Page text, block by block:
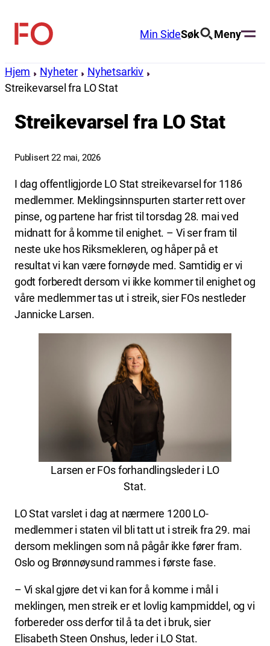
innhold
FO
Min SideSøk Meny
Hjem Nyheter
Nyhetsarkiv
Streikevarsel fra LO Stat
Streikevarsel fra LO Stat
Publisert 22 mai, 2026
I dag offentligjorde LO Stat streikevarsel for 1186
medlemmer. Meklingsinnspurten starter rett over
pinse, og partene har frist til torsdag 28. mai ved
midnatt for å komme til enighet. – Vi ser fram til
neste uke hos Riksmekleren, og håper på et
resultat vi kan være fornøyde med. Samtidig er vi
godt forberedt dersom vi ikke kommer til enighet og
våre medlemmer tas ut i streik, sier FOs nestleder
Jannicke Larsen.
Larsen er FOs forhandlingsleder i LO
Stat.
LO Stat varslet i dag at nærmere 1200 LO-
medlemmer i staten vil bli tatt ut i streik fra 29. mai
dersom meklingen som nå pågår ikke fører fram.
Oslo og Brønnøysund rammes i første fase.
– Vi skal gjøre det vi kan for å komme i mål i
meklingen, men streik er et lovlig kampmiddel, og vi
forbereder oss derfor til å ta det i bruk, sier
Elisabeth Steen Onshus, leder i LO Stat.